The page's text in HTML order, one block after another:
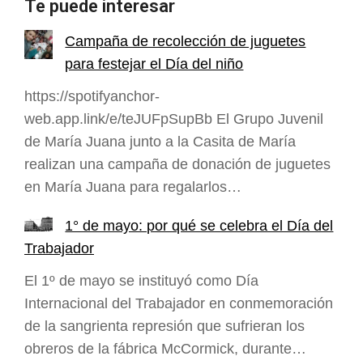
Te puede interesar
Campaña de recolección de juguetes
para festejar el Día del niño
https://spotifyanchor-
web.app.link/e/teJUFpSupBb El Grupo Juvenil
de María Juana junto a la Casita de María
realizan una campaña de donación de juguetes
en María Juana para regalarlos…
1° de mayo: por qué se celebra el Día del
Trabajador
El 1º de mayo se instituyó como Día
Internacional del Trabajador en conmemoración
de la sangrienta represión que sufrieran los
obreros de la fábrica McCormick, durante…